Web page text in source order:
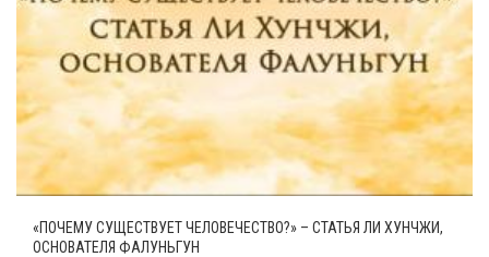
«ПОЧЕМУ СУЩЕСТВУЕТ ЧЕЛОВЕЧЕСТВО?» – СТАТЬЯ ЛИ ХУНЧЖИ,
ОСНОВАТЕЛЯ ФАЛУНЬГУН